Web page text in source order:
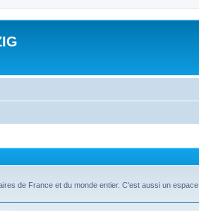
de France et du monde entier. C'est aussi un espace